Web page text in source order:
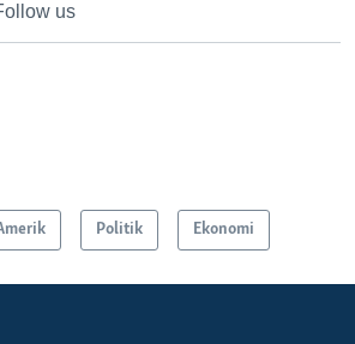
us
Politik Ekonomi